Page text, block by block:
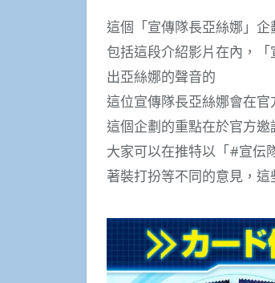
這個「宣傳隊長亞絲娜」
包括這段介紹影片在內，
出亞絲娜的聲音的
這位宣傳隊長亞絲娜會在
這個企劃的重點在於官方
大家可以在推特以「#宣伝
著裝打扮等不同的意見，